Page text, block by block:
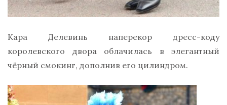
Кара Делевинь наперекор дресс-коду
королевского двора облачилась в элегантный
чёрный смокинг, дополнив его цилиндром.